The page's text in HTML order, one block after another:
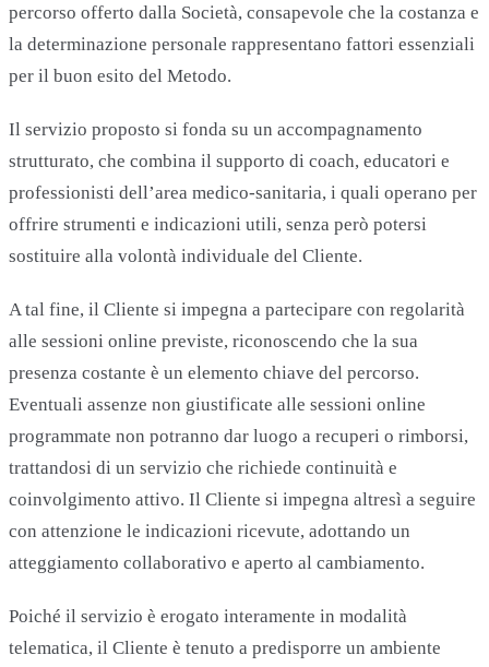
percorso offerto dalla Società, consapevole che la costanza e
la determinazione personale rappresentano fattori essenziali
per il buon esito del Metodo.
Il servizio proposto si fonda su un accompagnamento
strutturato, che combina il supporto di coach, educatori e
professionisti dell’area medico-sanitaria, i quali operano per
offrire strumenti e indicazioni utili, senza però potersi
sostituire alla volontà individuale del Cliente.
A tal fine, il Cliente si impegna a partecipare con regolarità
alle sessioni online previste, riconoscendo che la sua
presenza costante è un elemento chiave del percorso.
Eventuali assenze non giustificate alle sessioni online
programmate non potranno dar luogo a recuperi o rimborsi,
trattandosi di un servizio che richiede continuità e
coinvolgimento attivo. Il Cliente si impegna altresì a seguire
con attenzione le indicazioni ricevute, adottando un
atteggiamento collaborativo e aperto al cambiamento.
Poiché il servizio è erogato interamente in modalità
telematica, il Cliente è tenuto a predisporre un ambiente